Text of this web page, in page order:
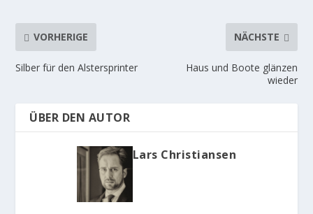
VORHERIGE
Silber für den Alstersprinter
NÄCHSTE
Haus und Boote glänzen
wieder
ÜBER DEN AUTOR
Lars Christiansen